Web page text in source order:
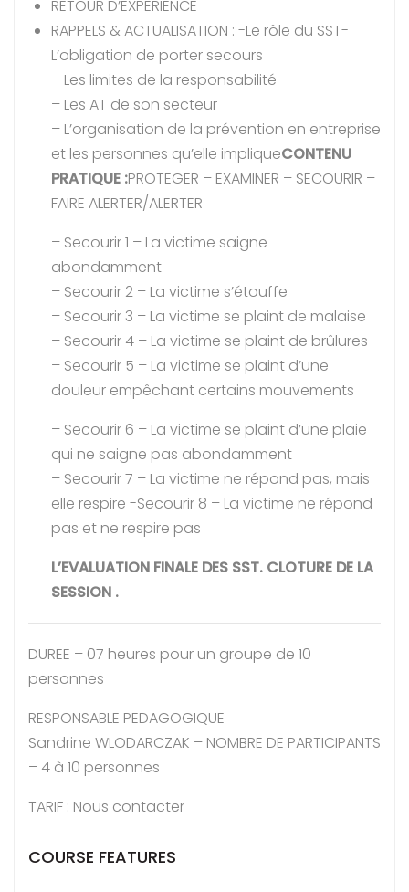
RETOUR D’EXPERIENCE
RAPPELS & ACTUALISATION : -Le rôle du SST-
L’obligation de porter secours
– Les limites de la responsabilité
– Les AT de son secteur
– L’organisation de la prévention en entreprise
et les personnes qu’elle impliqueCONTENU
PRATIQUE :PROTEGER – EXAMINER – SECOURIR –
FAIRE ALERTER/ALERTER
– Secourir 1 – La victime saigne
abondamment
– Secourir 2 – La victime s’étouffe
– Secourir 3 – La victime se plaint de malaise
– Secourir 4 – La victime se plaint de brûlures
– Secourir 5 – La victime se plaint d’une
douleur empêchant certains mouvements
– Secourir 6 – La victime se plaint d’une plaie
qui ne saigne pas abondamment
– Secourir 7 – La victime ne répond pas, mais
elle respire -Secourir 8 – La victime ne répond
pas et ne respire pas
L’EVALUATION FINALE DES SST. CLOTURE DE LA
SESSION .
DUREE – 07 heures pour un groupe de 10
personnes
RESPONSABLE PEDAGOGIQUE
Sandrine WLODARCZAK – NOMBRE DE PARTICIPANTS
– 4 à 10 personnes
TARIF : Nous contacter
COURSE FEATURES